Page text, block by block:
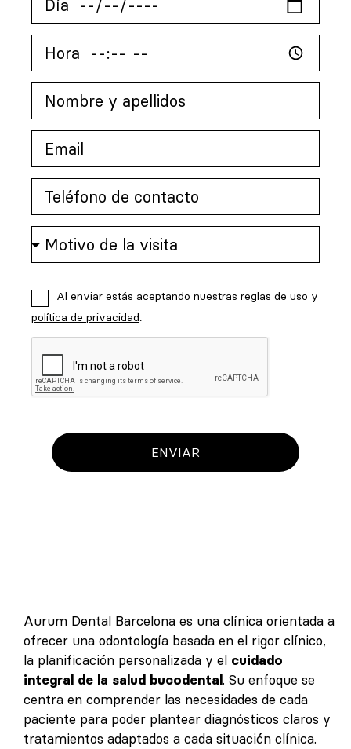
Al enviar estás aceptando nuestras reglas de uso y
política de privacidad.
ENVIAR
Aurum Dental Barcelona es una clínica orientada a
ofrecer una odontología basada en el rigor clínico,
la planificación personalizada y el cuidado
integral de la salud bucodental. Su enfoque se
centra en comprender las necesidades de cada
paciente para poder plantear diagnósticos claros y
tratamientos adaptados a cada situación clínica.